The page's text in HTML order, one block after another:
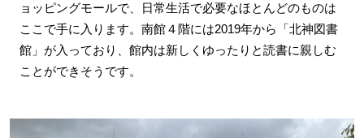
ョッピングモールで、日常生活で必要なほとんどのものは
ここで手に入ります。南館４階には2019年から「北神図書
館」が入っており、館内は新しくゆったりと読書に親しむ
ことができそうです。